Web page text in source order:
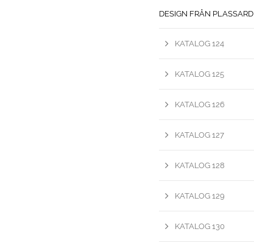
DESIGN FRÅN PLASSARD
KATALOG 124
KATALOG 125
KATALOG 126
KATALOG 127
KATALOG 128
KATALOG 129
KATALOG 130